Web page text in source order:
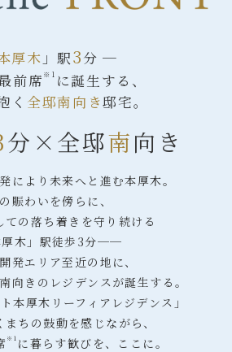
厚木 」駅3分 ─
前席 ※1 に誕生する、
く 全邸南向き邸宅。
分 × 全邸南向き
により 未来へと進む本厚木。
賑わいを傍らに、
ての 落ち着きを守り続ける
厚木」駅徒歩3分──
発エリア至近の地に、
向きの レジデンスが誕生する。
本厚木 リーフィアレジデンス」
まちの鼓動を感じながら、
※1 に暮らす歓びを、ここに。